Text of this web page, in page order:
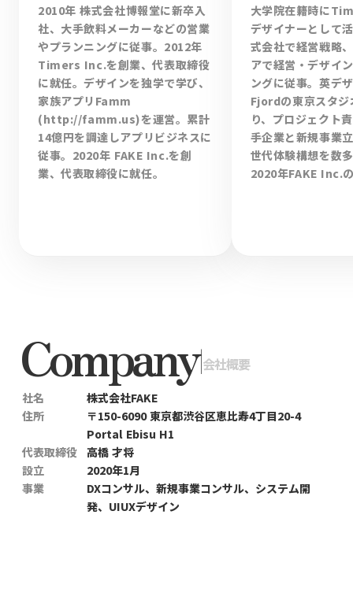
2010年 株式会社博報堂に新卒入
社、大手飲料メーカーなどの営業
やプランニングに従事。2012年
Timers Inc.を創業、代表取締役
に就任。デザインを独学で学び、
家族アプリFamm
(http://famm.us)を運営。累計
14億円を調達しアプリビジネスに
従事。2020年 FAKE Inc.を創
業、代表取締役に就任。
大学院在籍時に
デザイナーとして
式会社で経営戦略
アで経営・デザイ
ングに従事。英デ
Fjordの東京スタジ
り、プロジェクト
手企業と新規事業
世代体験構想を数
2020年FAKE Inc.
Company|会社概要
社名
株式会社FAKE
住所
〒150-6090 東京都渋谷区恵比寿4丁目20-4
Portal Ebisu H1
代表取締役
高橋 才将
設立
2020年1月
事業
DXコンサル、新規事業コンサル、システム開
発、UIUXデザイン